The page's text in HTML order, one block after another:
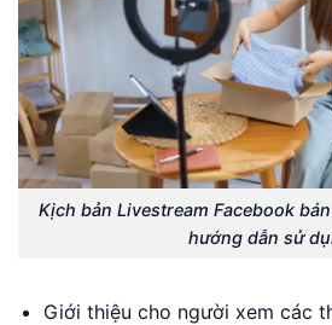
Kịch bản Livestream Facebook
hướng dẫn sử
Giới thiệu cho người xem các